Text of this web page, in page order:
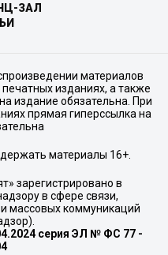
ЗАЛ
материалов
изданиях, а также
издание обязательна. При
прямая гиперссылка на
материалы 16+.
зарегистрировано в
в сфере связи,
массовых коммуникаций
серия ЭЛ № ФС 77 -